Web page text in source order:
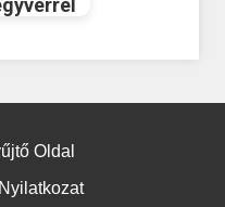
Oldal